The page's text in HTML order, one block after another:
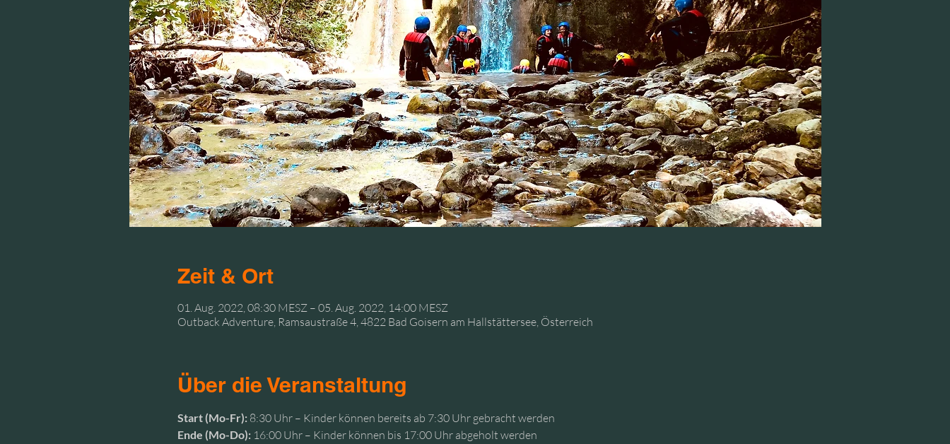
Zeit & Ort
01. Aug. 2022, 08:30 MESZ – 05. Aug. 2022, 14:00 MESZ
Outback Adventure, Ramsaustraße 4, 4822 Bad Goisern am Hallstättersee, Österreich
Über die Veranstaltung
Start (Mo-Fr): 8:30 Uhr – Kinder können bereits ab 7:30 Uhr gebracht werden
Ende (Mo-Do): 16:00 Uhr – Kinder können bis 17:00 Uhr abgeholt werden